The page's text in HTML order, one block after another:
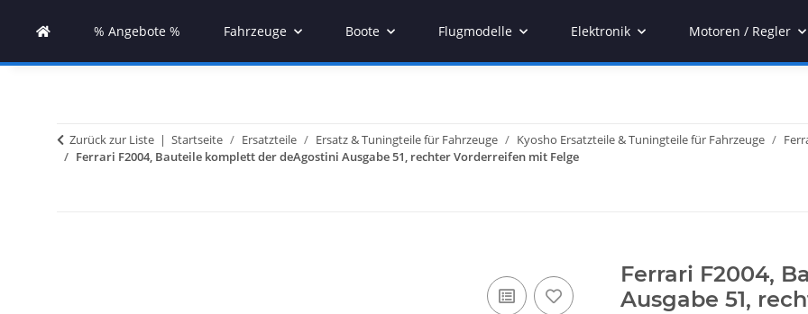
% Angebote % Fahrzeuge Boote Flugmodelle Elektronik Motoren / Regler
Zurück zur Liste Startseite Ersatzteile Ersatz & Tuningteile für Fahrzeuge Kyosho Ersatzteile & Tuningteile für Fahrzeuge
Ferrari F2004, Bauteile komplett der deAgostini Ausgabe 51, rechter Vorderreifen mit Felge
Ferrari F2004,
Ausgabe 51,